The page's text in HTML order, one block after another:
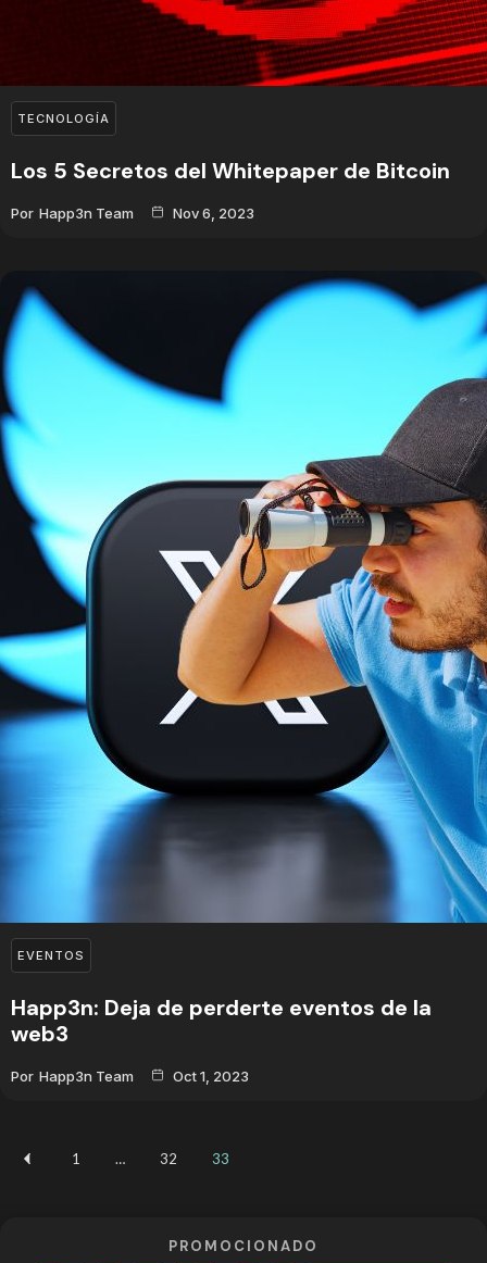
TECNOLOGÍA
Los 5 Secretos del Whitepaper de Bitcoin
Por Happ3n Team Nov 6, 2023
EVENTOS
Happ3n: Deja de perderte eventos de la
web3
Por Happ3n Team Oct 1, 2023
1 … 32 33
PROMOCIONADO